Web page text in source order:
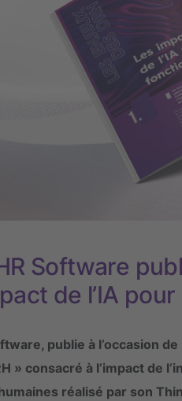
Software
de l’IA
publie à l’occasion de
» consacré à l’impact de
réalisé par son